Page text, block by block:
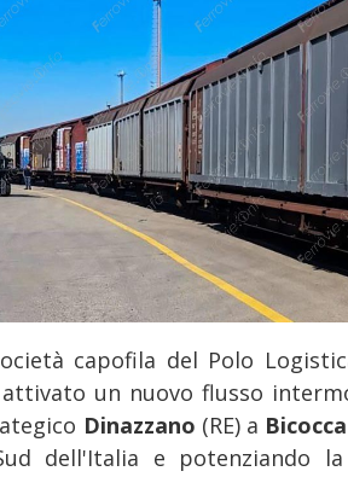
capofila del Polo
un nuovo flusso
Dinazzano (RE) a Bicocca
dell'Italia e potenziando